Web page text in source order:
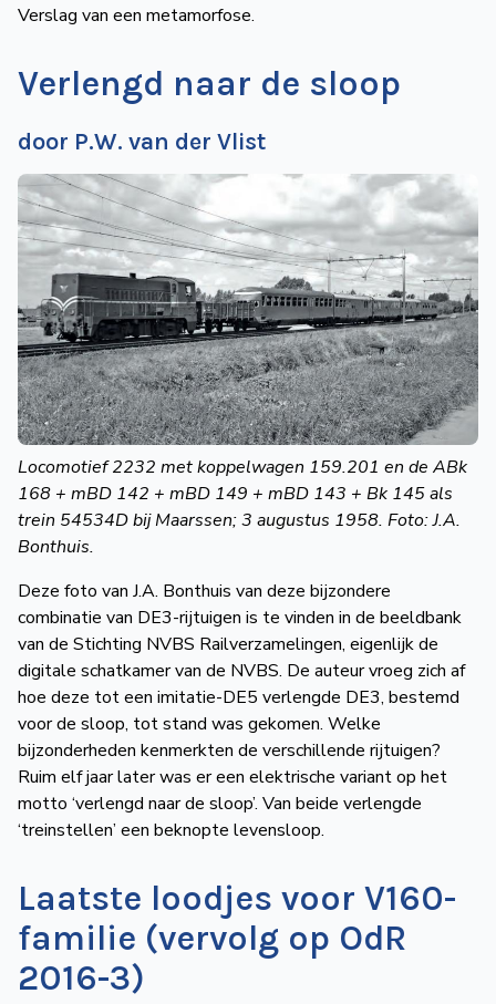
Verslag van een metamorfose.
Verlengd naar de sloop
door P.W. van der Vlist
Locomotief 2232 met koppelwagen 159.201 en de ABk
168 + mBD 142 + mBD 149 + mBD 143 + Bk 145 als
trein 54534D bij Maarssen; 3 augustus 1958. Foto: J.A.
Bonthuis.
Deze foto van J.A. Bonthuis van deze bijzondere
combinatie van DE3-rijtuigen is te vinden in de beeldbank
van de Stichting NVBS Railverzamelingen, eigenlijk de
digitale schatkamer van de NVBS. De auteur vroeg zich af
hoe deze tot een imitatie-DE5 verlengde DE3, bestemd
voor de sloop, tot stand was gekomen. Welke
bijzonderheden kenmerkten de verschillende rijtuigen?
Ruim elf jaar later was er een elektrische variant op het
motto ‘verlengd naar de sloop’. Van beide verlengde
‘treinstellen’ een beknopte levensloop.
Laatste loodjes voor V160-
familie (vervolg op OdR
2016-3)